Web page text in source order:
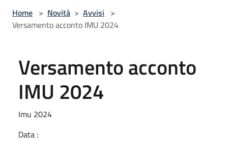
Home > Novità > Avvisi >
Versamento acconto IMU 2024
Versamento acconto
IMU 2024
Imu 2024
Data :